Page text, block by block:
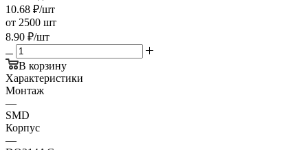
10.68 ₽/шт
от 2500 шт
8.90 ₽/шт
В корзину
Характеристики
Монтаж
—
SMD
Корпус
—